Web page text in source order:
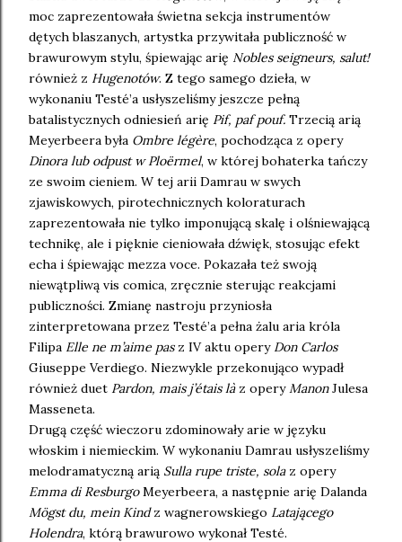
moc zaprezentowała świetna sekcja instrumentów
dętych blaszanych, artystka przywitała publiczność w
brawurowym stylu, śpiewając arię Nobles seigneurs, salut!
również z Hugenotów. Z tego samego dzieła, w
wykonaniu Testé’a usłyszeliśmy jeszcze pełną
batalistycznych odniesień arię Pif, paf pouf. Trzecią arią
Meyerbeera była Ombre légère, pochodząca z opery
Dinora lub odpust w Ploërmel, w której bohaterka tańczy
ze swoim cieniem. W tej arii Damrau w swych
zjawiskowych, pirotechnicznych koloraturach
zaprezentowała nie tylko imponującą skalę i olśniewającą
technikę, ale i pięknie cieniowała dźwięk, stosując efekt
echa i śpiewając mezza voce. Pokazała też swoją
niewątpliwą vis comica, zręcznie sterując reakcjami
publiczności. Zmianę nastroju przyniosła
zinterpretowana przez Testé’a pełna żalu aria króla
Filipa Elle ne m’aime pasz IV aktu opery Don Carlos
Giuseppe Verdiego. Niezwykle przekonująco wypadł
również duet Pardon, mais j’étais làz operyManonJulesa
Masseneta.
Drugą część wieczoru zdominowały arie w języku
włoskim i niemieckim. W wykonaniu Damrau usłyszeliśmy
melodramatyczną arią Sulla rupe triste, solaz opery
Emma di ResburgoMeyerbeera, a następnie arię Dalanda
Mögst du, mein Kindz wagnerowskiego Latającego
Holendra, którą brawurowo wykonał Testé.